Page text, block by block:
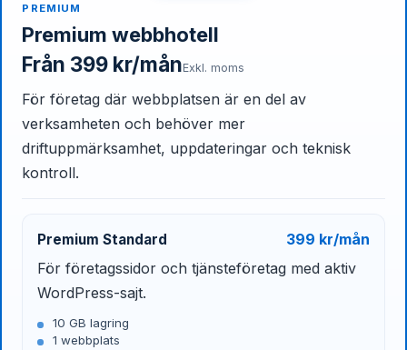
PREMIUM
Premium webbhotell
Från 399 kr/månExkl. moms
För företag där webbplatsen är en del av
verksamheten och behöver mer
driftuppmärksamhet, uppdateringar och teknisk
kontroll.
Premium Standard
399 kr/mån
För företagssidor och tjänsteföretag med aktiv
WordPress-sajt.
10 GB lagring
1 webbplats